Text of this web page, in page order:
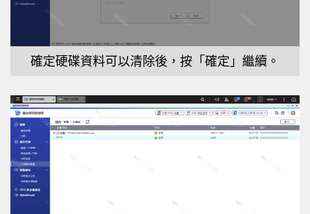
確定硬碟資料可以清除後，按「確定」繼續。